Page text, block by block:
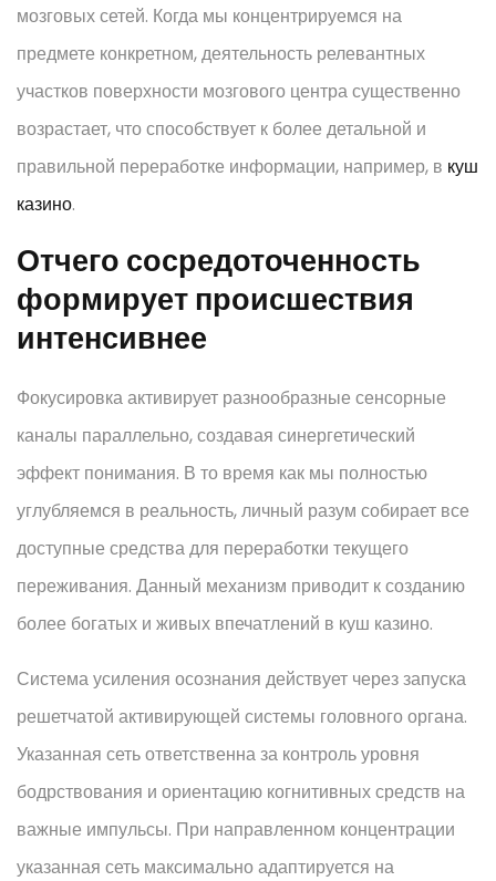
мозговых сетей. Когда мы концентрируемся на
предмете конкретном, деятельность релевантных
участков поверхности мозгового центра существенно
возрастает, что способствует к более детальной и
правильной переработке информации, например, в куш
казино.
Отчего сосредоточенность
формирует происшествия
интенсивнее
Фокусировка активирует разнообразные сенсорные
каналы параллельно, создавая синергетический
эффект понимания. В то время как мы полностью
углубляемся в реальность, личный разум собирает все
доступные средства для переработки текущего
переживания. Данный механизм приводит к созданию
более богатых и живых впечатлений в куш казино.
Система усиления осознания действует через запуска
решетчатой активирующей системы головного органа.
Указанная сеть ответственна за контроль уровня
бодрствования и ориентацию когнитивных средств на
важные импульсы. При направленном концентрации
указанная сеть максимально адаптируется на